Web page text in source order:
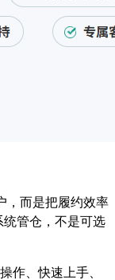
，而是把履约效率
管仓，不是可选
作、快速上手、